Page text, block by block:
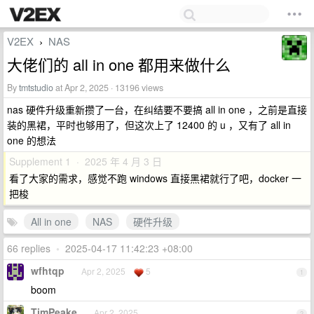
V2EX › NAS
大佬们的 all in one 都用来做什么
Bytmtstudioat Apr 2, 2025 · 13196 views
nas 硬件升级重新攒了一台，在纠结要不要搞 all in one ，之前是直接
装的黑裙，平时也够用了，但这次上了 12400 的 u ，又有了 all in
one 的想法
Supplement 1 · 2025 年 4 月 3 日
看了大家的需求，感觉不跑 windows 直接黑裙就行了吧，docker 一
把梭
All in one
NAS
硬件升级
66 replies • 2025-04-17 11:42:23 +08:00
1
wfhtqp Apr 2, 2025 5
boom